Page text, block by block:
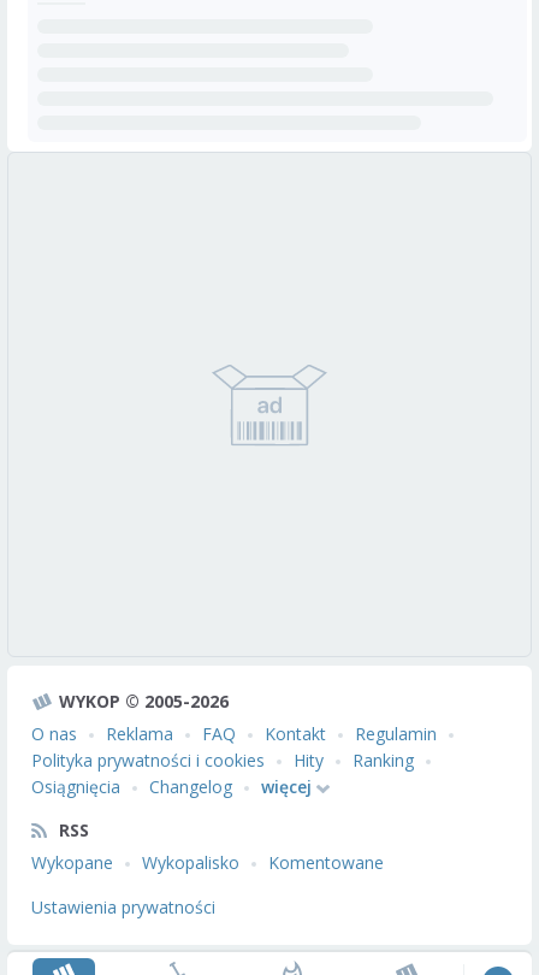
WYKOP © 2005-2026
O nas
Reklama FAQ Kontakt
Regulamin
Polityka prywatności i cookies
Hity
Ranking
Osiągnięcia
Changelog
więcej
RSS
Wykopane
Wykopalisko
Komentowane
Ustawienia prywatności